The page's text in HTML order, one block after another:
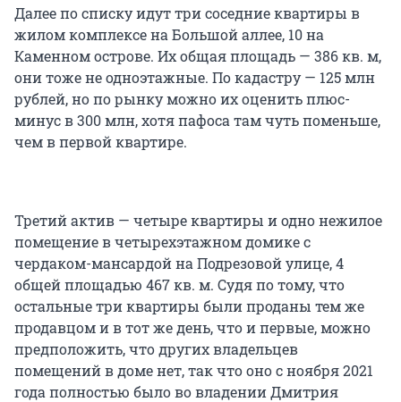
Далее по списку идут три соседние квартиры в
жилом комплексе на Большой аллее, 10 на
Каменном острове. Их общая площадь — 386 кв. м,
они тоже не одноэтажные. По кадастру — 125 млн
рублей, но по рынку можно их оценить плюс-
минус в 300 млн, хотя пафоса там чуть поменьше,
чем в первой квартире.
Третий актив — четыре квартиры и одно нежилое
помещение в четырехэтажном домике с
чердаком-мансардой на Подрезовой улице, 4
общей площадью 467 кв. м. Судя по тому, что
остальные три квартиры были проданы тем же
продавцом и в тот же день, что и первые, можно
предположить, что других владельцев
помещений в доме нет, так что оно с ноября 2021
года полностью было во владении Дмитрия